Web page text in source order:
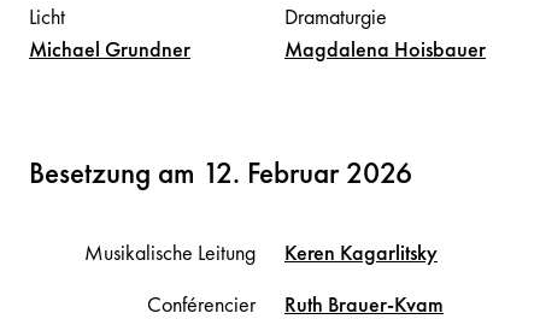
Licht
Michael Grundner
Dramaturgie
Magdalena Hoisbauer
Besetzung am 12. Februar 2026
Musikalische Leitung Keren Kagarlitsky
Conférencier
Ruth Brauer-Kvam